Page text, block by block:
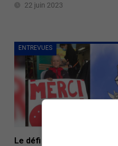
22 juin 2023
ENTREVUES
Le défi de Mayvan amasse